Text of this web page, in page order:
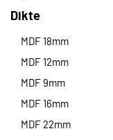
Dikte
MDF 18mm
MDF 12mm
MDF 9mm
MDF 16mm
MDF 22mm